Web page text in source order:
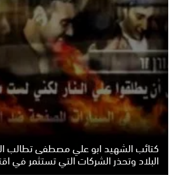
كتائب الشهيد ابو علي مصطفى تطالب
البلاد وتحذر الشركات التي تستثمر في